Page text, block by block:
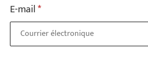
E-mail*